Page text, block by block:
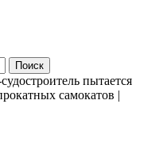
пытается
самокатов |